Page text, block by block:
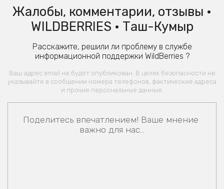
Жалобы, комментарии, отзывы •
WILDBERRIES • Таш-Кумыр
Расскажите, решили ли проблему в службе
информационной поддержки WildBerries ?
Ваш адрес email не будет опубликован. В целях безопасности не
указывайте в сообщении номера телефонов, фактические адреса
и прочие персональные данные.